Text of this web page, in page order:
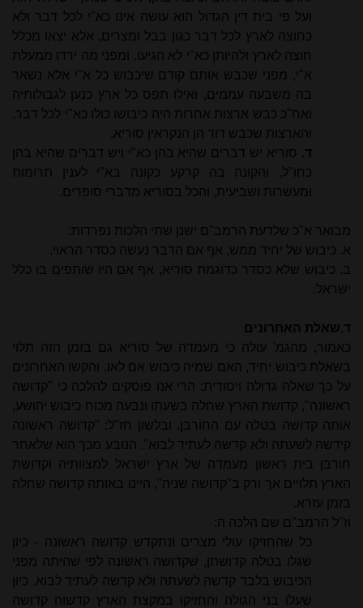
ועל פי בית דין הגדול הוא עושה אינו כא"י לכל דבר ולא
כחוצה לארץ לכל דבר כגון בבל ומצרים, אלא יצאו מכלל
חוצה לארץ ולהיותן כא"י לא הגיעו. ומפני מה ירדו ממעלת
א"י, מפני שכבש אותם קודם שיכבוש כל א"י אלא נשאר
בה משבעה עממים, ואילו תפס כל ארץ כנען לגבולותיה
ואח"כ כבש ארצות אחרות היה כיבושו כולו כא"י לכל דבר.
והארצות שכבש דוד הן הנקראין סוריא.
ד. סוריא יש דברים שהיא בהן כא"י ויש דברים שהיא בהן
כחו"ל, והקונה בה קרקע כקונה בא"י לענין תרומות
ומעשרות ושביעית, והכל בסוריא מדברי סופרים.
מבואר א"כ שלדעת הרמב"ם ישנן שתי הלכות נפרדות:
א. כיבוש של יחיד ממש, אף אם הדבר נעשה כסדר הראוי.
ב. כיבוש שלא כסדר כדוגמת סוריא, אף אם היו שותפים בו כלל
ישראל.
ד.שאלת האחרונים
כאמור, מהגמ' עולה כי מעמדה של סוריא גם בזמן הזה תלוי
בשאלת כיבוש יחיד, האם שמיה כיבוש אם לאו. והקשו האחרונים
על כך שאלה גדולה ויסודית: הרי אנו פוסקים להלכה כי "קדושה
ראשונה", קדושת הארץ שחלה בשעתו ונבעה מכוח כיבוש יהושע,
אותה קדושה בטלה עם החורבן. ובלשון חז"ל: "קדושה ראשונה
קידשה לשעתה ולא קדשה לעתיד לבוא". הנובע מכך הוא שלאחר
חורבן בית ראשון מעמדה של ארץ ישראל למצוותיה וקדושת
הארץ תלויים אך ורק ב"קדושה שניה", היינו באותה קדושה שחלה
בזמן עזרא.
וז"ל הרמב"ם שם הלכה ה:
כל שהחזיקו עולי מצרים ונתקדש קדושה ראשונה - כיון
שגלו בטלה קדושתן, שקדושה ראשונה לפי שהיתה מפני
הכיבוש בלבד קדשה לשעתה ולא קדשה לעתיד לבוא. כיון
שעלו בני הגולה והחזיקו במקצת הארץ קדשוה קדושה